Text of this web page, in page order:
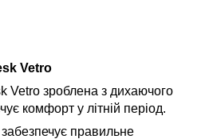
Vetro
Vetro зроблена з дихаючого
комфорт у літній період.
правильне